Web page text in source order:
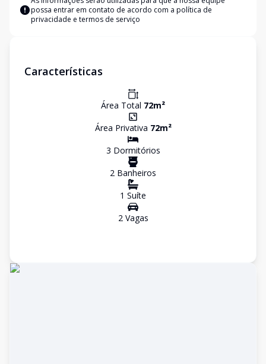
possa entrar em contato de acordo com a política de
privacidade e termos de serviço
Características
Área Total 72m²
Área Privativa 72m²
3 Dormitórios
2 Banheiros
1 Suíte
2Vagas